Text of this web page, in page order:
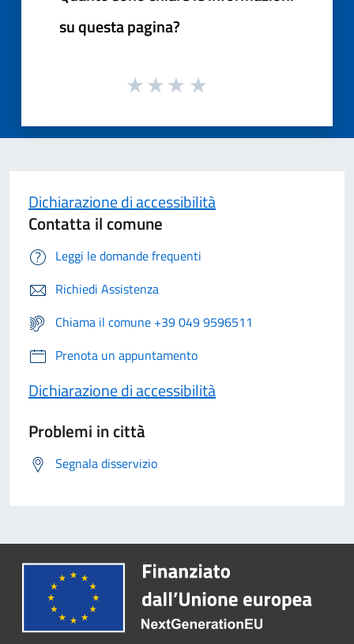
su questa pagina?
Dichiarazione di accessibilità
Contatta il comune
Leggi le domande frequenti
Richiedi Assistenza
Chiama il comune +39 049 9596511
Prenota un appuntamento
Dichiarazione di accessibilità
Problemi in città
Segnala disservizio